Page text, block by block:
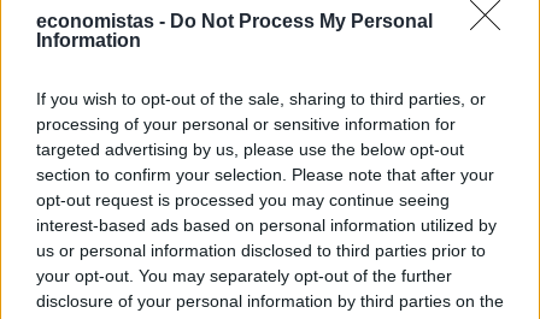
economistas - Do Not Process My Personal
Information
If you wish to opt-out of the sale, sharing to third parties, or
processing of your personal or sensitive information for
targeted advertising by us, please use the below opt-out
section to confirm your selection. Please note that after your
opt-out request is processed you may continue seeing
interest-based ads based on personal information utilized by
us or personal information disclosed to third parties prior to
your opt-out. You may separately opt-out of the further
disclosure of your personal information by third parties on the
ΤΕΧΝΟΛΟΓΙΑ